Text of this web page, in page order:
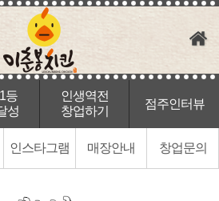
등
성
인생역전
창업하기
점주인터뷰
인스타그램 매장안내 창업문의